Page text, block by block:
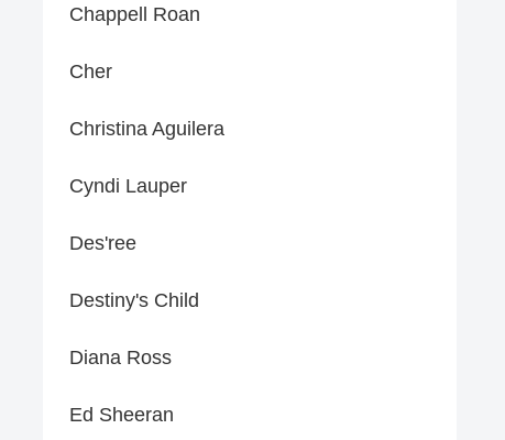
Chappell Roan
Cher
Christina Aguilera
Cyndi Lauper
Des'ree
Destiny's Child
Diana Ross
Ed Sheeran